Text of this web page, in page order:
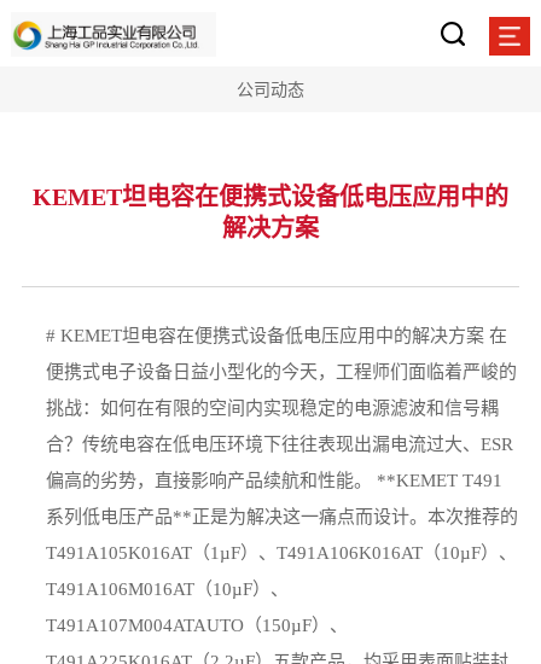
公司动态
KEMET坦电容在便携式设备低电压应用中的
解决方案
# KEMET坦电容在便携式设备低电压应用中的解决方案 在
便携式电子设备日益小型化的今天，工程师们面临着严峻的
挑战：如何在有限的空间内实现稳定的电源滤波和信号耦
合？传统电容在低电压环境下往往表现出漏电流过大、ESR
偏高的劣势，直接影响产品续航和性能。 **KEMET T491
系列低电压产品**正是为解决这一痛点而设计。本次推荐的
T491A105K016AT（1µF）、T491A106K016AT（10µF）、
T491A106M016AT（10µF）、
T491A107M004ATAUTO（150µF）、